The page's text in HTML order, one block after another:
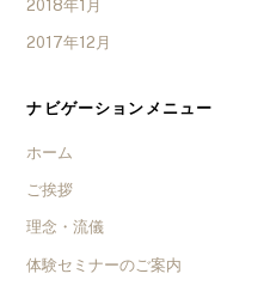
2018年1月
2017年12月
ナビゲーションメニュー
ホーム
ご挨拶
理念・流儀
体験セミナーのご案内